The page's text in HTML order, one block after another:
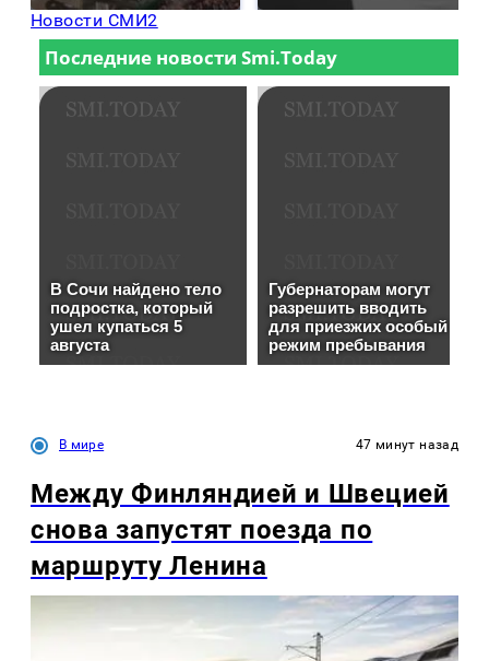
Новости СМИ2
В мире 47 минут назад
Между Финляндией и Швецией
снова запустят поезда по
маршруту Ленина